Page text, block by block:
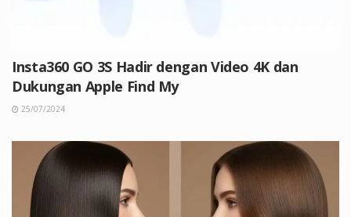
Insta360 GO 3S Hadir dengan Video 4K dan
Dukungan Apple Find My
25/07/2024